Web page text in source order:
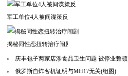
军工单位4人被间谍策反
揭秘同性恋扭转治疗闹剧
庆丰包子两家店涉食品卫生问题 被停业整顿
俄罗斯自炸客机证明与MH17无关(组图)